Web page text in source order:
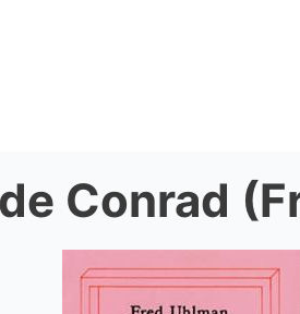
Conrad